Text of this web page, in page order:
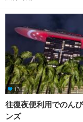
13
往復夜便利用でのん
ンズ